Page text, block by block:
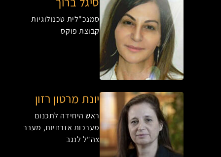
סמנכ"לית טכנולוגיות
קבוצת פוקס
יונת מרטון רזון
ראש היחידה לתכנום
מערכות אזרחיות, מעבר
צה"ל לנגב